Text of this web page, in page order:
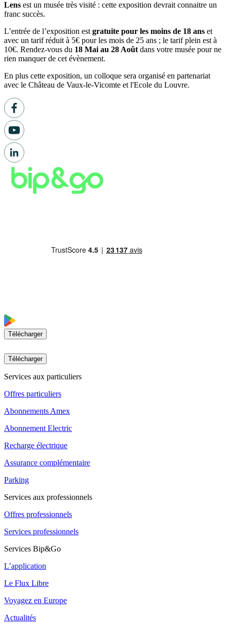
Lens est un musée très visité : cette exposition devrait connaitre un
franc succès.
L’entrée de l’exposition est gratuite pour les moins de 18 ans et
avec un tarif réduit à 5€ pour les mois de 25 ans ; le tarif plein est à
10€. Rendez-vous du 18 Mai au 28 Août dans votre musée pour ne
rien manquer de cet évènement.
En plus cette exposition, un colloque sera organisé en partenariat
avec le Château de Vaux-le-Vicomte et l'Ecole du Louvre.
Télécharger
Télécharger
Services aux particuliers
Offres particuliers
Abonnements Amex
Abonnement Electric
Recharge électrique
Assurance complémentaire
Parking
Services aux professionnels
Offres professionnels
Services professionnels
Services Bip&Go
L’application
Le Flux Libre
Voyagez en Europe
Actualités